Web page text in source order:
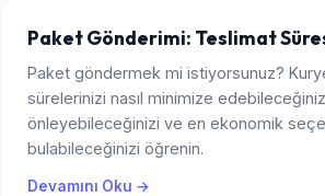
Paket Gönderimi: Teslimat
Paket göndermek mi istiyorsunuz?
sürelerinizi nasıl minimize
önleyebileceğinizi ve en ekonomik
bulabileceğinizi öğrenin.
Devamını Oku →